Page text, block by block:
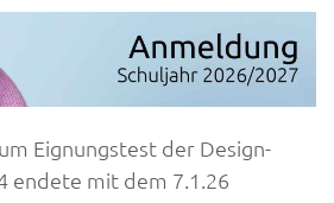
Eignungstest der Design-
endete mit dem 7.1.26